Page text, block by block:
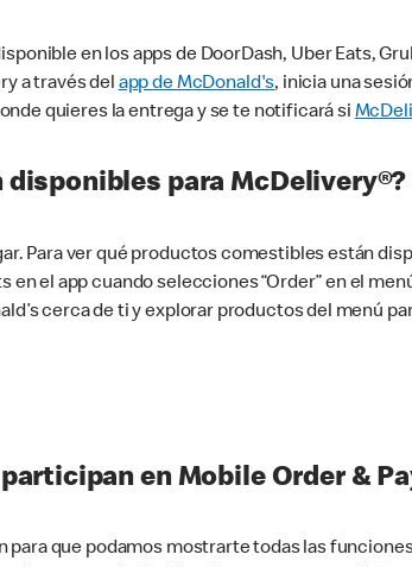
en los apps de DoorDash, Uber Eats,
a través del app de McDonald's, inicia una
quieres la entrega y se te notificará si
para McDelivery®?
Para ver qué productos comestibles están
el app cuando selecciones “Order” en el
cerca de ti y explorar productos del menú
en Mobile Order &
que podamos mostrarte todas las